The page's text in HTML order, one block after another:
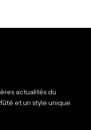
actualités du
et un style unique.